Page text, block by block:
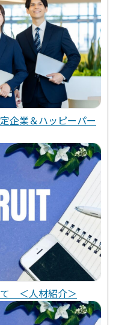
企業＆ハッピーパー
て ＜人材紹介＞